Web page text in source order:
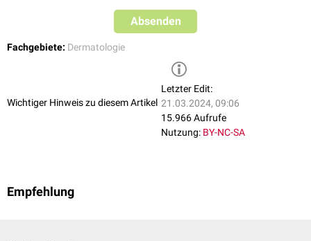
Absenden
Fachgebiete: Dermatologie
Wichtiger Hinweis zu diesem Artikel
Letzter Edit:
21.03.2024, 09:06
15.966 Aufrufe
Nutzung: BY-NC-SA
Empfehlung